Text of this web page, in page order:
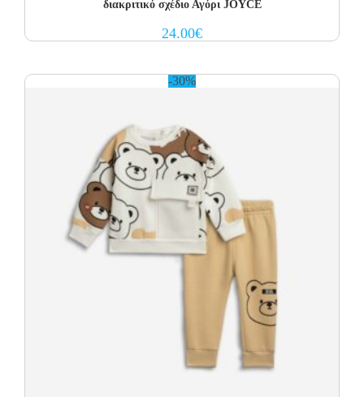
διακριτικό σχέδιο Αγόρι JOYCE
24.00€
-30%